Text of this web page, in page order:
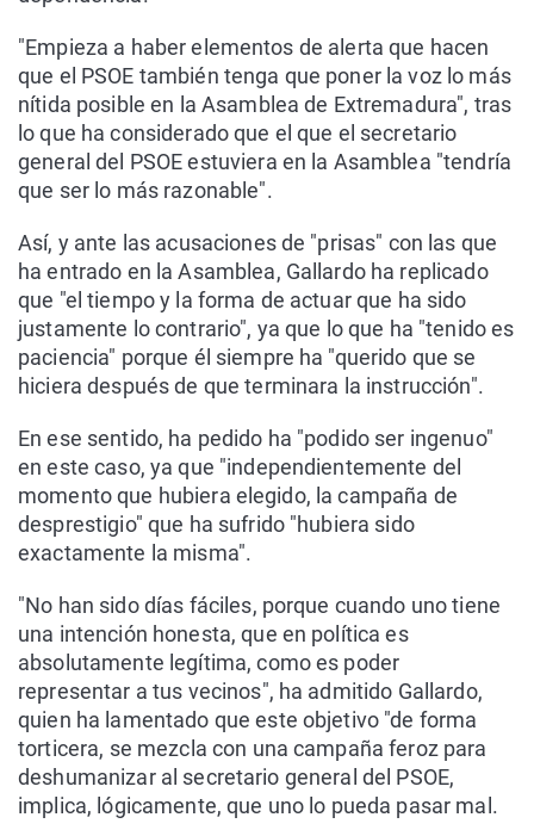
"Empieza a haber elementos de alerta que hacen
que el PSOE también tenga que poner la voz lo más
nítida posible en la Asamblea de Extremadura", tras
lo que ha considerado que el que el secretario
general del PSOE estuviera en la Asamblea "tendría
que ser lo más razonable".
Así, y ante las acusaciones de "prisas" con las que
ha entrado en la Asamblea, Gallardo ha replicado
que "el tiempo y la forma de actuar que ha sido
justamente lo contrario", ya que lo que ha "tenido es
paciencia" porque él siempre ha "querido que se
hiciera después de que terminara la instrucción".
En ese sentido, ha pedido ha "podido ser ingenuo"
en este caso, ya que "independientemente del
momento que hubiera elegido, la campaña de
desprestigio" que ha sufrido "hubiera sido
exactamente la misma".
"No han sido días fáciles, porque cuando uno tiene
una intención honesta, que en política es
absolutamente legítima, como es poder
representar a tus vecinos", ha admitido Gallardo,
quien ha lamentado que este objetivo "de forma
torticera, se mezcla con una campaña feroz para
deshumanizar al secretario general del PSOE,
implica, lógicamente, que uno lo pueda pasar mal.